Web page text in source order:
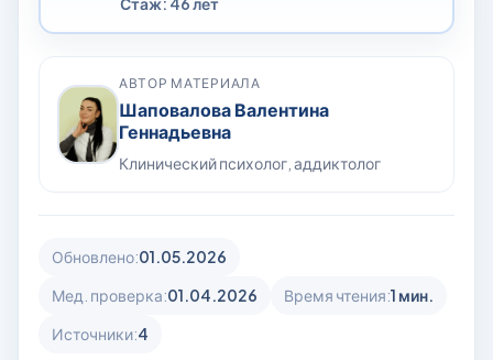
АВТОР МАТЕРИАЛА
Шаповалова Валентина
Геннадьевна
Клинический психолог, аддиктолог
Обновлено:01.05.2026
Мед. проверка:01.04.2026 Время чтения:1 мин.
Источники:4